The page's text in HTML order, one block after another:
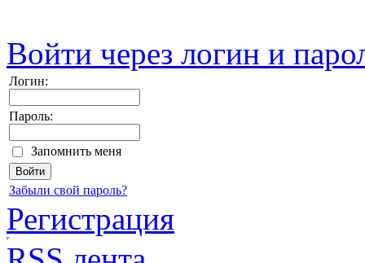
Войти через логин и
Логин:
Пароль:
Запомнить меня
Забыли свой пароль?
Регистрация